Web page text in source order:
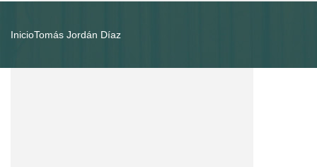
InicioTomás Jordán Díaz